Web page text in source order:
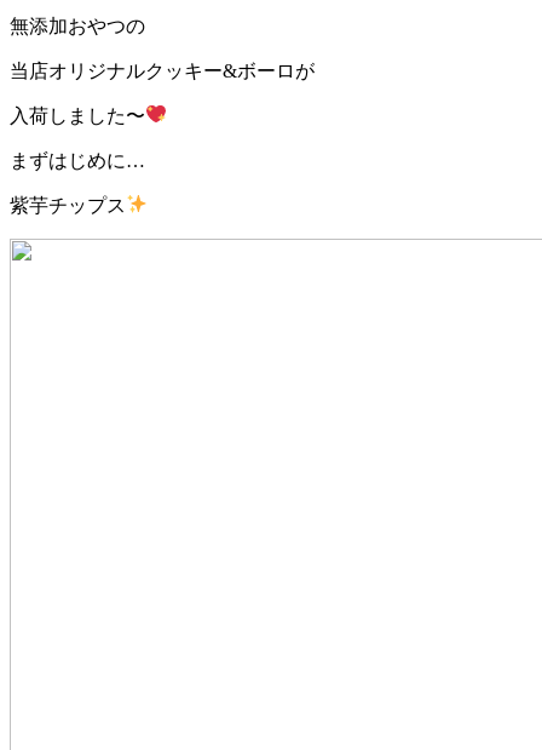
無添加おやつの
当店オリジナルクッキー&ボーロが
入荷しました〜
まずはじめに…
紫芋チップス